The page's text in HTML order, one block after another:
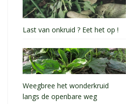
Last van onkruid ? Eet het op !
Weegbree het wonderkruid
langs de openbare weg